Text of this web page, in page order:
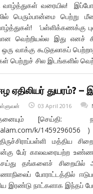
வாழ்த்துகள் வரையில!
பெரும்பான்மை பெற்று
‘பள்ளிக்கணக்கு
வெற்றியல்ல இது எனச்
வாக்கு கூடுதலாகப்
பெற்றுச் சில இடங்களில்
ஈழ ஏதிலியர்
03 April 2016
[செய்தி:
k/
திருச்சிராப்பள்ளி மத்திய
பேர் காலவரையற்ற
தங்களைச் சிறையில்
போராட்டத்தில்
இரண்டு நாட்களாக இந்தப்